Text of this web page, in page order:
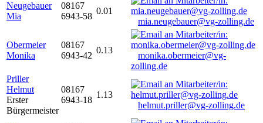
Neugebauer
Mia
08167
6943-58
0.01
mia.neugebauer@vg-zolling.de
Obermeier
Monika
08167
6943-42
0.13
monika.obermeier@vg-
zolling.de
Priller
Helmut
Erster
Bürgermeister
08167
6943-18
1.13
helmut.priller@vg-zolling.de